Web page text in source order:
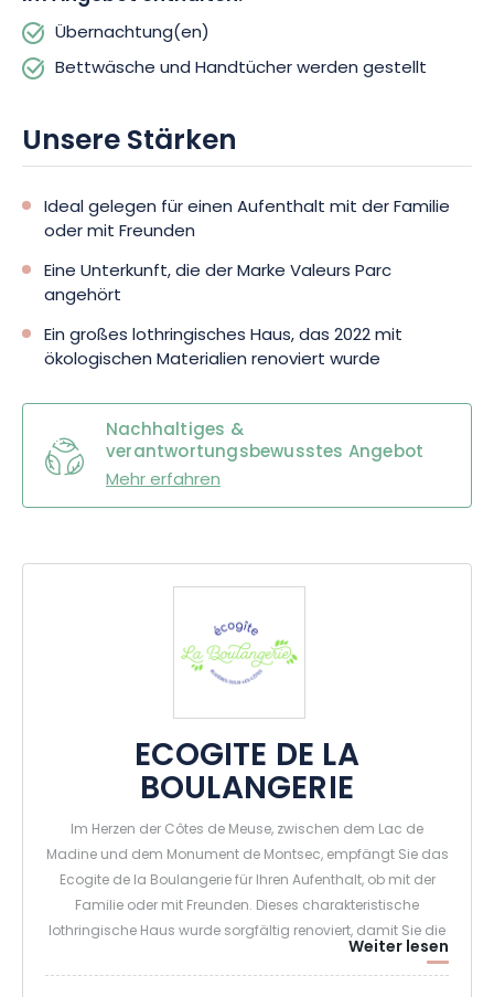
Auch für entspannende Momente ist gesorgt, mit der Terrasse,
übrigens touristische Informationen, damit Sie die Côtes de
Meuse erobern können. Alles, was Sie tun müssen, ist, sich
treiben zu lassen und in vollen Zügen zu genießen!
Übernachtung(en)
Bettwäsche und Handtücher werden gestellt
Unsere Stärken
Ideal gelegen für einen Aufenthalt mit der Familie
oder mit Freunden
Eine Unterkunft, die der Marke Valeurs Parc
angehört
Ein großes lothringisches Haus, das 2022 mit
ökologischen Materialien renoviert wurde
Nachhaltiges &
verantwortungsbewusstes Angebot
Mehr erfahren
ECOGITE DE LA
BOULANGERIE
Im Herzen der Côtes de Meuse, zwischen dem Lac de
Madine und dem Monument de Montsec, empfängt Sie das
Ecogite de la Boulangerie für Ihren Aufenthalt, ob mit der
Familie oder mit Freunden. Dieses charakteristische
lothringische Haus wurde sorgfältig renoviert, damit Sie die
Ruhe der Umgebung genießen und eine Region mit
unberührter Natur, hochwertigen Handwerkern und
Weiter lesen